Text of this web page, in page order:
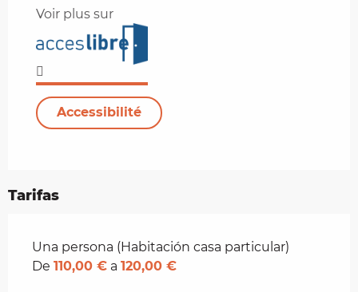
Voir plus sur
Accessibilité
Tarifas
Tarifas 2026
Una persona (Habitación casa particular)
De 110,00 € a 120,00 €